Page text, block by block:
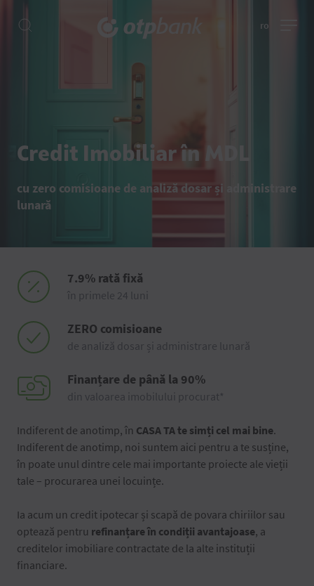
ro
Credit Imobiliar în MDL
cu zero comisioane de analiză dosar și administrare
lunară
7.9% rată fixă
în primele 24 luni
ZERO comisioane
de analiză dosar și administrare lunară
Finanțare de până la 90%
din valoarea imobilului procurat*
Indiferent de anotimp, în CASA TA te simți cel mai bine.
Indiferent de anotimp, noi suntem aici pentru a te susține,
în poate unul dintre cele mai importante proiecte ale vieții
tale – procurarea unei locuințe.
Ia acum un credit ipotecar și scapă de povara chiriilor sau
optează pentru refinanțare în condiții avantajoase, a
creditelor imobiliare contractate de la alte instituții
financiare.